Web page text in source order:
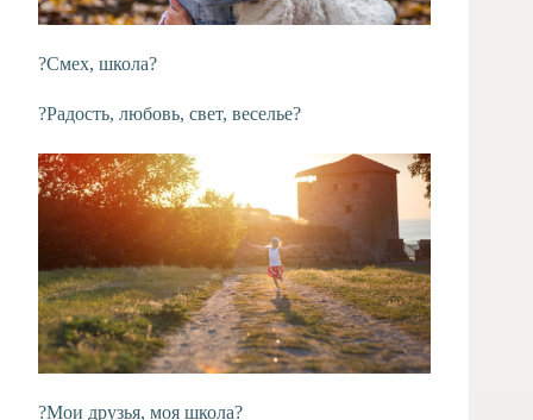
?Смех, школа?
?Радость, любовь, свет, веселье?
?Мои друзья, моя школа?